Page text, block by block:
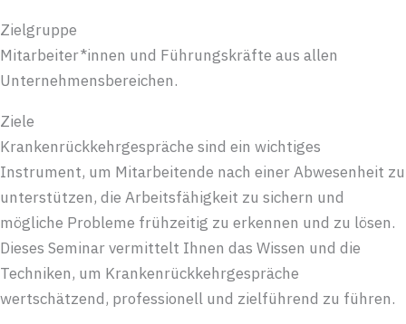
Zielgruppe
Mitarbeiter*innen und Führungskräfte aus allen
Unternehmensbereichen.
Ziele
Krankenrückkehrgespräche sind ein wichtiges
Instrument, um Mitarbeitende nach einer Abwesenheit zu
unterstützen, die Arbeitsfähigkeit zu sichern und
mögliche Probleme frühzeitig zu erkennen und zu lösen.
Dieses Seminar vermittelt Ihnen das Wissen und die
Techniken, um Krankenrückkehrgespräche
wertschätzend, professionell und zielführend zu führen.